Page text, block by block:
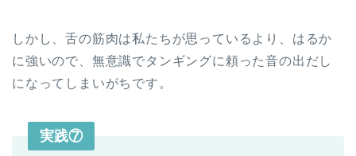
しかし、舌の筋肉は私たちが思っているより、はるか
に強いので、無意識でタンギングに頼った音の出だし
になってしまいがちです。
実践⑦